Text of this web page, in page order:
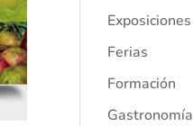
Exposiciones
Ferias
Formación
Gastronomía